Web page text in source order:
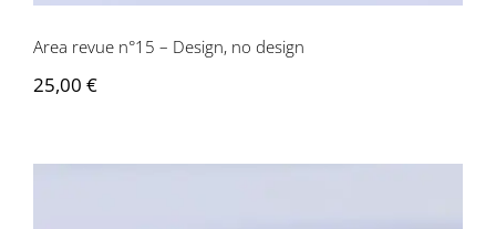
Area revue n°15 – Design, no design
25,00 €